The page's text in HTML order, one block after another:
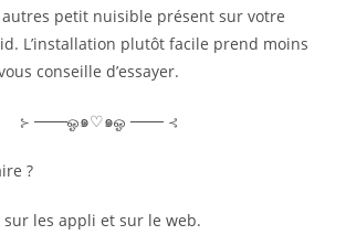
petit nuisible présent sur votre
L’installation plutôt facile prend moins
conseille d’essayer.
⊱ ───ஓ๑♡๑ஓ ─── ⊰
?
les appli et sur le web.